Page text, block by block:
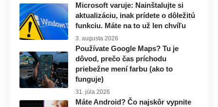
Microsoft varuje: Nainštalujte si
aktualizáciu, inak prídete o dôležitú
funkciu. Máte na to už len chvíľu
3. augusta 2026
Používate Google Maps? Tu je
dôvod, prečo čas príchodu
priebežne mení farbu (ako to
funguje)
31. júla 2026
Máte Android? Čo najskôr vypnite